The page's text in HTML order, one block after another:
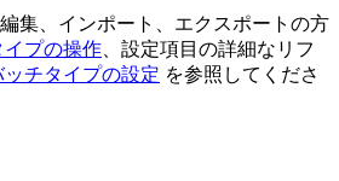
集、インポート、エクスポートの方
イプの操作 、設定項目の詳細なリフ
ッチタイプの設定 を参照してくださ